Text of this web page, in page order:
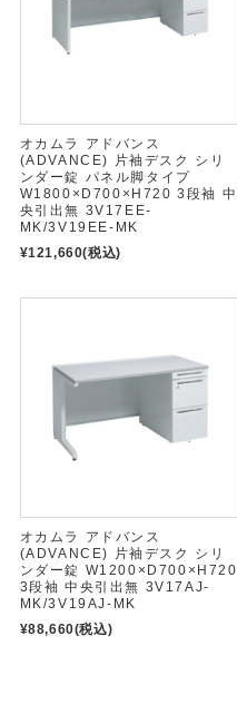
オカムラ アドバンス
(ADVANCE) 片袖デスク シリ
ンダー錠 パネル脚タイプ
W1800×D700×H720 3段袖 中
央引出無 3V17EE-
MK/3V19EE-MK
¥121,660(税込)
オカムラ アドバンス
(ADVANCE) 片袖デスク シリ
ンダー錠 W1200×D700×H720
3段袖 中央引出無 3V17AJ-
MK/3V19AJ-MK
¥88,660(税込)